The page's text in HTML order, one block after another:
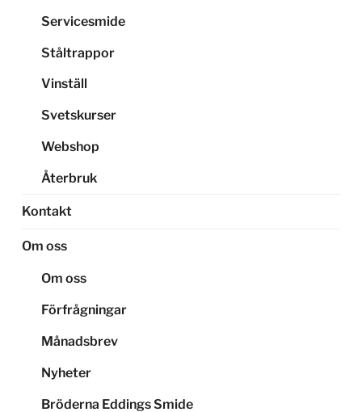
Servicesmide
Ståltrappor
Vinställ
Svetskurser
Webshop
Återbruk
Kontakt
Om oss
Om oss
Förfrågningar
Månadsbrev
Nyheter
Bröderna Eddings Smide